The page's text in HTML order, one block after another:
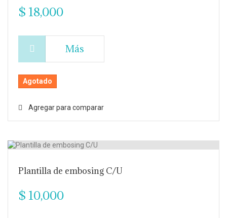
$ 18,000
Más
Agotado
Agregar para comparar
Plantilla de embosing C/U
$ 10,000